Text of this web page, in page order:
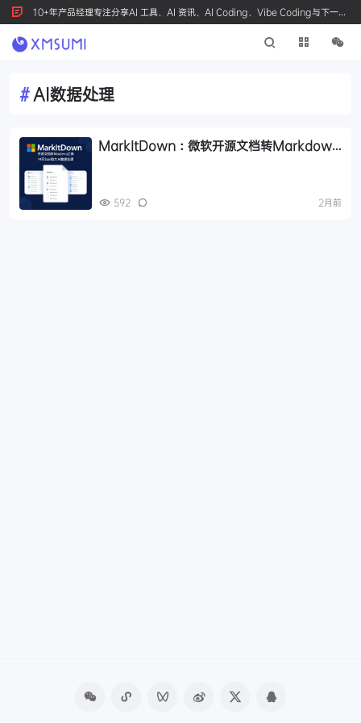
10+年产品经理专注分享AI 工具、AI 资讯、AI Coding、Vibe Coding与下一代
产品创新，按 Ctrl+D 收藏我们
#AI数据处理
MarkItDown：微软开源文档转Markdown
592 2月前